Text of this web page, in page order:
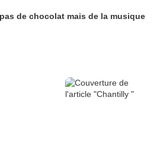
de chocolat mais de la musique